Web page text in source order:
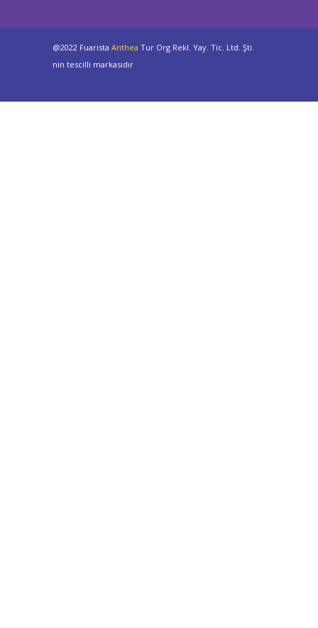
@2022 Fuarista Anthea Tur Org Rekl. Yay. Tic. Ltd. Şti.
nin tescilli markasıdır